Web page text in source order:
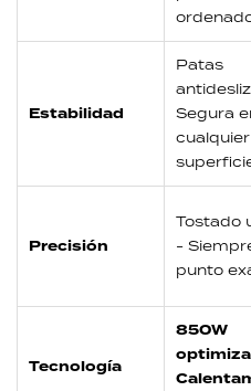
Estabilidad
Patas
Segura
cualquier
Precisión
Tostado
-
punto
Tecnología
850W